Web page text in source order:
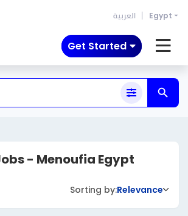
العربية Egypt
Get Started
- Menoufia Egypt
Sorting by:Relevance